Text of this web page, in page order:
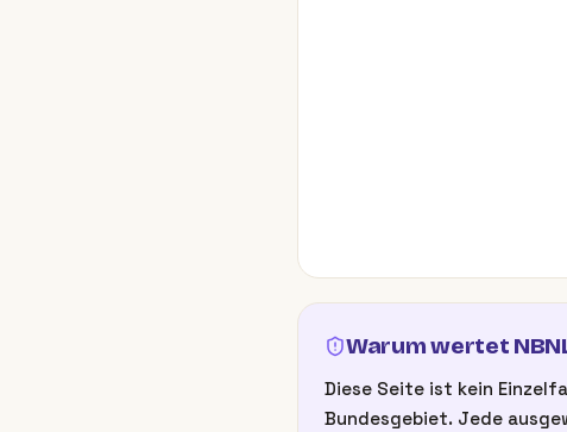
Warum wertet
Diese Seite ist kein
Bundesgebiet. Jede